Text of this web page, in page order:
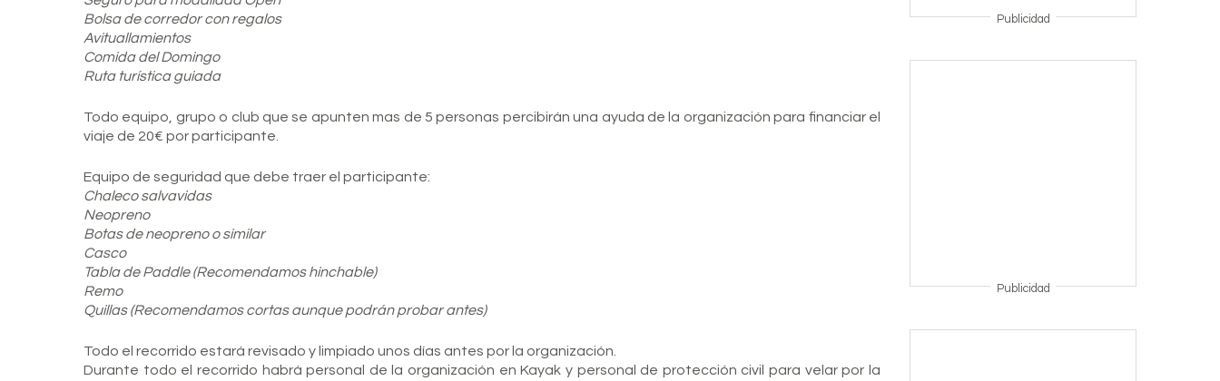
Bolsa de corredor con regalos
Avituallamientos
Comida del Domingo
Ruta turística guiada
Todo equipo, grupo o club que se apunten mas de 5 personas percibirán una ayuda de la organización para financiar el
viaje de 20€ por participante.
Equipo de seguridad que debe traer el participante:
Chaleco salvavidas
Neopreno
Botas de neopreno o similar
Casco
Tabla de Paddle (Recomendamos hinchable)
Remo
Quillas (Recomendamos cortas aunque podrán probar antes)
Todo el recorrido estará revisado y limpiado unos días antes por la organización.
Durante todo el recorrido habrá personal de la organización en Kayak y personal de protección civil para velar por la
Publicidad
Publicidad